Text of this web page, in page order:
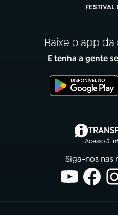
FESTIVAL
Baixe o app
E tenha a gente
Acesso à
Siga-nos nas